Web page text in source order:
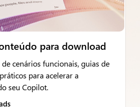
para download
de cenários funcionais, guias de
para acelerar a
seu Copilot.